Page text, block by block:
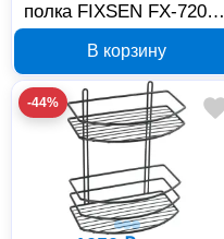
полка FIXSEN FX-720W-
В корзину
-44%